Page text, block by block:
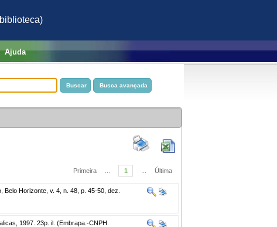
Ajuda
Primeira 1 Última
Belo Horizonte, v. 4, n. 48, p. 45-50, dez.
1997. 23p. il. (Embrapa.-CNPH.